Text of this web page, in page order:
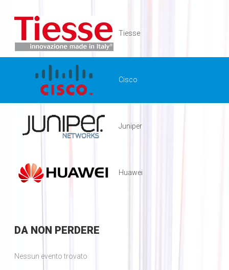
Tiesse
Cisco
Juniper
Huawei
DANON PERDERE
Nessun evento trovato